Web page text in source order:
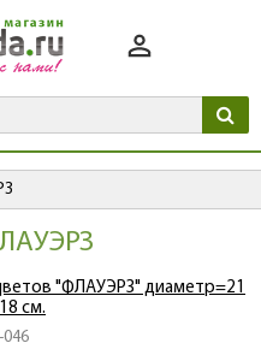
046
"ФЛАУЭРЗ" диаметр=21
см.